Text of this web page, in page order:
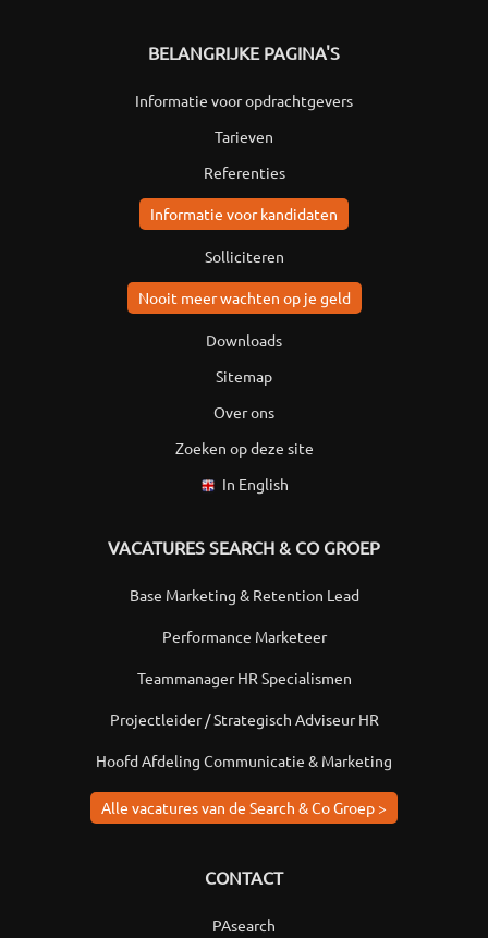
BELANGRIJKE PAGINA'S
Informatie voor opdrachtgevers
Tarieven
Referenties
Informatie voor kandidaten
Solliciteren
Nooit meer wachten op je geld
Downloads
Sitemap
Over ons
Zoeken op deze site
In English
VACATURES SEARCH & CO GROEP
Base Marketing & Retention Lead
Performance Marketeer
Teammanager HR Specialismen
Projectleider / Strategisch Adviseur HR
Hoofd Afdeling Communicatie & Marketing
Alle vacatures van de Search & Co Groep >
CONTACT
PAsearch